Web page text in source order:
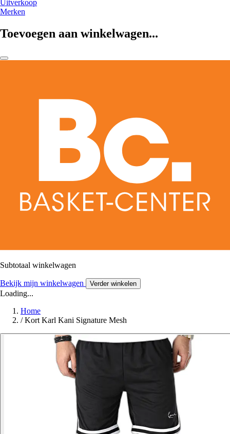
Uitverkoop
Merken
Toevoegen aan winkelwagen...
Subtotaal winkelwagen
Bekijk mijn winkelwagen Verder winkelen
Loading...
Home
/ Kort Karl Kani Signature Mesh